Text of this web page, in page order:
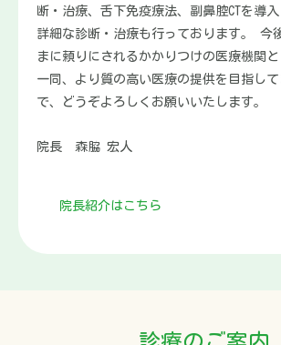
断・治療、舌下免疫療法、副鼻腔CTを導
詳細な診断・治療も行っております。 今
まに頼りにされるかかりつけの医療機関
一同、より質の高い医療の提供を目指し
で、どうぞよろしくお願いいたします。
院長 森脇 宏人
院長紹介はこちら